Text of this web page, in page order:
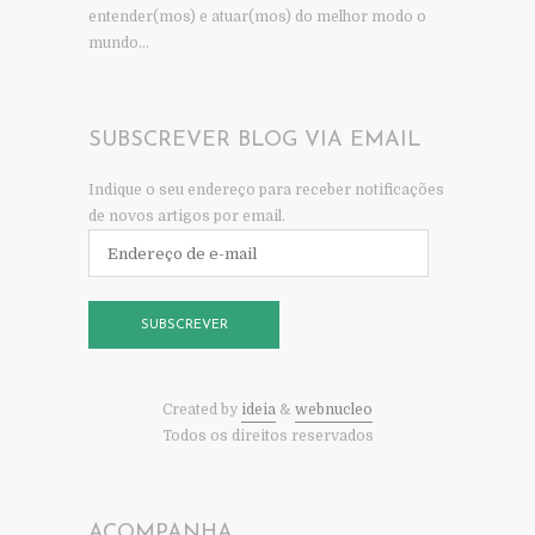
entender(mos) e atuar(mos) do melhor modo o
mundo…
SUBSCREVER BLOG VIA EMAIL
Indique o seu endereço para receber notificações
de novos artigos por email.
SUBSCREVER
Created by ideia & webnucleo
Todos os direitos reservados